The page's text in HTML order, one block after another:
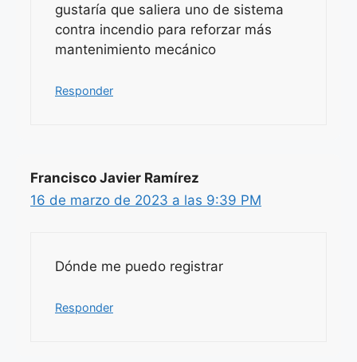
gustaría que saliera uno de sistema
contra incendio para reforzar más
mantenimiento mecánico
Responder
Francisco Javier Ramírez
16 de marzo de 2023 a las 9:39 PM
Dónde me puedo registrar
Responder